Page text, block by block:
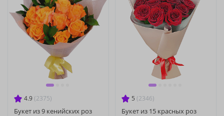
4.9 (2375)
Букет из 9 кенийских роз
5 (2346)
Букет из 15 красных роз